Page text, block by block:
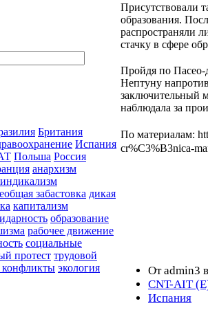
Британия
Испания
Польша Россия
анархизм
забастовка дикая
капитализм
образование
рабочее движение
социальные
протест трудовой
конфликты экология
Присутствовали
образования.
распространяли
стачку в сфере
Пройдя по Пасео-
Нептуну
заключительный
наблюдала за
По материалам:
cr%C3%B3nica-
От admin3
CNT-AIT
Испания